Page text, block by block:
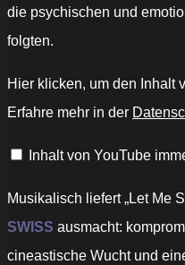
die psychischen und
folgten.
„PALEFACE
SWISS
LET
von
Hier klicken, um den Inhalt
Erfahre mehr in der
Inhalt von YouTube
Musikalisch liefert „Let Me
SWISS ausmacht:
cineastische Wucht und